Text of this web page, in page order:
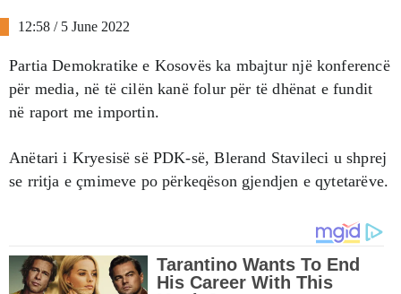
12:58 / 5 June 2022
Partia Demokratike e Kosovës ka mbajtur një konferencë
për media, në të cilën kanë folur për të dhënat e fundit
në raport me importin.
Anëtari i Kryesisë së PDK-së, Blerand Stavileci u shprej
se rritja e çmimeve po përkeqëson gjendjen e qytetarëve.